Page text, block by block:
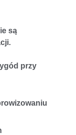
są
przy